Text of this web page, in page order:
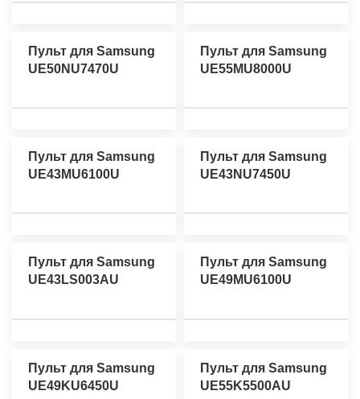
Пульт для Samsung
UE50NU7470U
Пульт для Samsung
UE55MU8000U
Пульт для Samsung
UE43MU6100U
Пульт для Samsung
UE43NU7450U
Пульт для Samsung
UE43LS003AU
Пульт для Samsung
UE49MU6100U
Пульт для Samsung
UE49KU6450U
Пульт для Samsung
UE55K5500AU